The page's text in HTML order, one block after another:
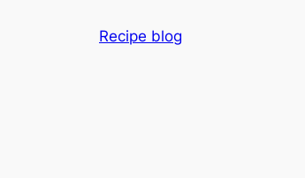
Recipe blog